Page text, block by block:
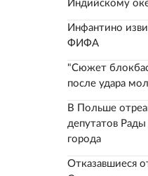
Индийскому
Инфантино
ФИФА
"Сюжет
после удара
В Польше
депутатов
города
Отказавшиеся